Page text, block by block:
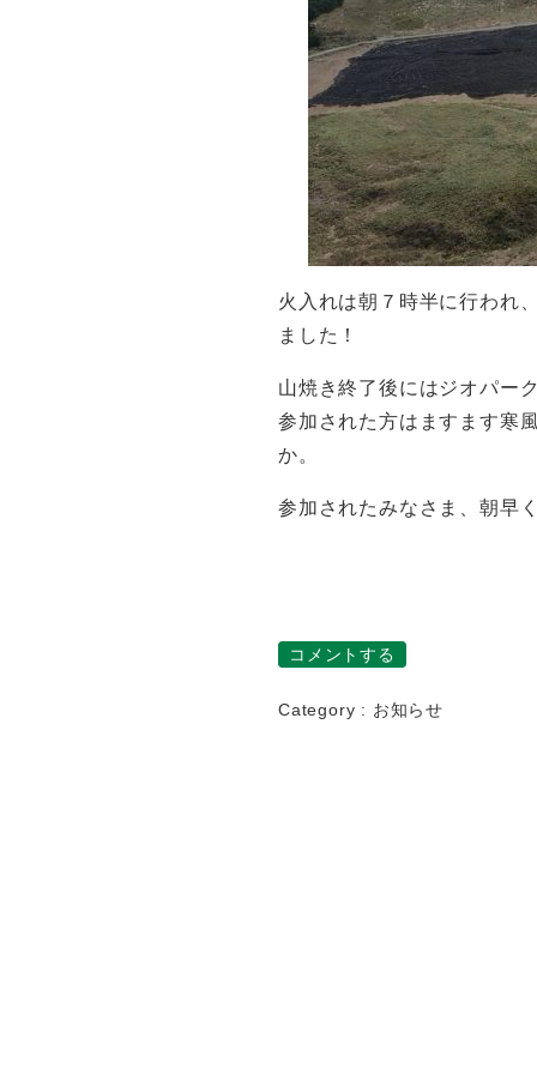
火入れは朝７時半に行われ
ました！
山焼き終了後にはジオパー
参加された方はますます寒
か。
参加されたみなさま、朝早
コメントする
Category : お知らせ